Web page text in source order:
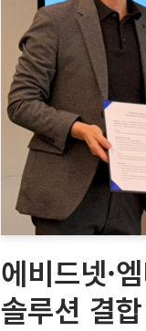
에비드넷·
솔루션 결